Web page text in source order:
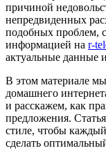
причиной
непредвиденных
подобных проблем,
информацией на r-
актуальные данные
В этом материале
домашнего
и расскажем, как
предложения.
стиле, чтобы каждый
сделать